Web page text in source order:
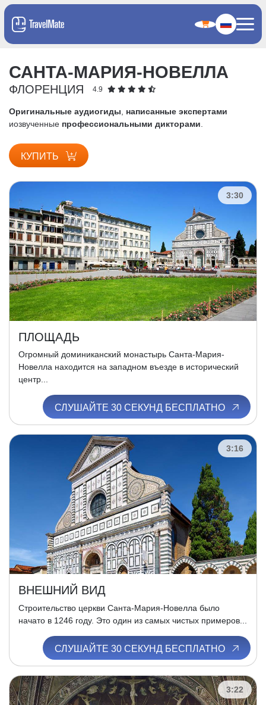
САНТА-МАРИЯ-НОВЕЛЛА
ФЛОРЕНЦИЯ 4.9
Оригинальные аудиогиды
написанные экспертами
иозвученные профессиональными дикторами
КУПИТЬ
3:30
ПЛОЩАДЬ
Огромный доминиканский монастырь Санта-Мария-
Новелла находится на западном въезде в исторический
центр...
СЛУШАЙТЕ 30 СЕКУНД БЕСПЛАТНО
3:16
ВНЕШНИЙ ВИД
Строительство церкви Санта-Мария-Новелла было
начато в 1246 году. Это один из самых чистых примеров...
СЛУШАЙТЕ 30 СЕКУНД БЕСПЛАТНО
3:22